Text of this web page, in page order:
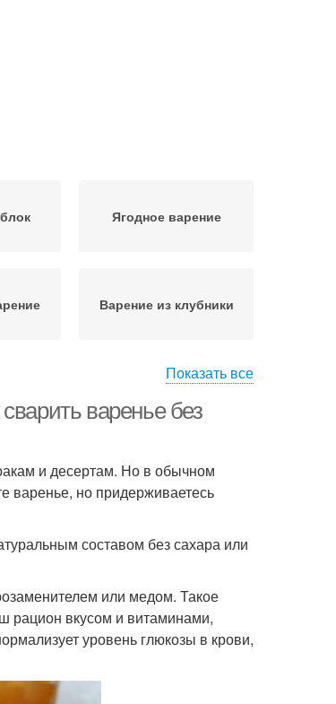
Ягодное варение
Варение из клубники
Показать все
варенье без
и десертам. Но в обычном
варенье, но придерживаетесь
составом без сахара или
или медом. Такое
рацион вкусом и витаминами,
уровень глюкозы в крови,